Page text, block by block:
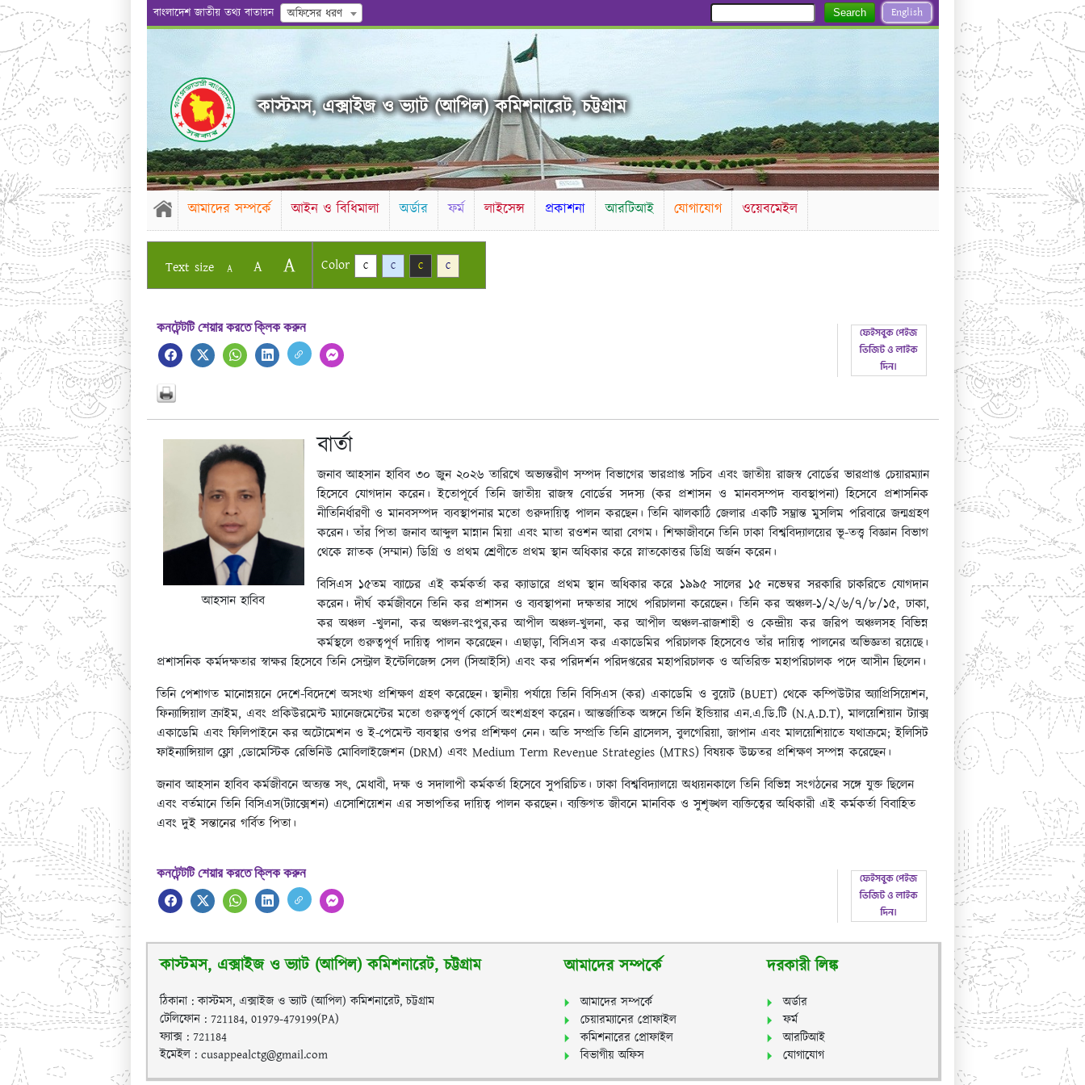
বাংলাদেশ জাতীয় তথ্য বাতায়ন অফিসের ধরণ English
Search
কাস্টমস, এক্সাইজ ও ভ্যাট (আপিল) কমিশনারেট, চট্টগ্রাম
আমাদের সম্পর্কে আইন ও বিধিমালা অর্ডার ফর্ম লাইসেন্স প্রকাশনা আরটিআই যোগাযোগ ওয়েবমেইল
Text size A A A Color C C C C
কনটেন্টটি শেয়ার করতে ক্লিক করুন
আহসান হাবিব
বার্তা
জনাব আহসান হাবিব ৩০ জুন ২০২৬ তারিখে অভ্যন্তরীণ সম্পদ বিভাগের ভারপ্রাপ্ত সচিব এবং জাতীয় রাজস্ব বোর্ডের ভারপ্রাপ্ত চেয়ারম্যান
হিসেবে যোগদান করেন। ইতোপূর্বে তিনি জাতীয় রাজস্ব বোর্ডের সদস্য (কর প্রশাসন ও মানবসম্পদ ব্যবস্থাপনা) হিসেবে প্রশাসনিক
নীতিনির্ধারণী ও মানবসম্পদ ব্যবস্থাপনার মতো গুরুদায়িত্ব পালন করছেন। তিনি ঝালকাঠি জেলার একটি সম্ভ্রান্ত মুসলিম পরিবারে জন্মগ্রহণ
করেন। তাঁর পিতা জনাব আব্দুল মান্নান মিয়া এবং মাতা রওশন আরা বেগম। শিক্ষাজীবনে তিনি ঢাকা বিশ্ববিদ্যালয়ের ভূ-তত্ত্ব বিজ্ঞান বিভাগ
থেকে স্নাতক (সম্মান) ডিগ্রি ও প্রথম শ্রেণীতে প্রথম স্থান অধিকার করে স্নাতকোত্তর ডিগ্রি অর্জন করেন।
বিসিএস ১৫তম ব্যাচের এই কর্মকর্তা কর ক্যাডারে প্রথম স্থান অধিকার করে ১৯৯৫ সালের ১৫ নভেম্বর সরকারি চাকরিতে যোগদান
করেন। দীর্ঘ কর্মজীবনে তিনি কর প্রশাসন ও ব্যবস্থাপনা দক্ষতার সাথে পরিচালনা করেছেন। তিনি কর অঞ্চল-১/২/৬/৭/৮/১৫, ঢাকা,
কর অঞ্চল -খুলনা, কর অঞ্চল-রংপুর,কর আপীল অঞ্চল-খুলনা, কর আপীল অঞ্চল-রাজশাহী ও কেন্দ্রীয় কর জরিপ অঞ্চলসহ বিভিন্ন
কর্মস্থলে গুরুত্বপূর্ণ দায়িত্ব পালন করেছেন। এছাড়া, বিসিএস কর একাডেমির পরিচালক হিসেবেও তাঁর দায়িত্ব পালনের অভিজ্ঞতা রয়েছে।
প্রশাসনিক কর্মদক্ষতার স্বাক্ষর হিসেবে তিনি সেন্ট্রাল ইন্টেলিজেন্স সেল (সিআইসি) এবং কর পরিদর্শন পরিদপ্তরের মহাপরিচালক ও অতিরিক্ত মহাপরিচালক পদে আসীন ছিলেন।
তিনি পেশাগত মানোন্নয়নে দেশে-বিদেশে অসংখ্য প্রশিক্ষণ গ্রহণ করেছেন। স্থানীয় পর্যায়ে তিনি বিসিএস (কর) একাডেমি ও বুয়েট (BUET) থেকে কম্পিউটার অ্যাপ্রিসিয়েশন,
ফিন্যান্সিয়াল ক্রাইম, এবং প্রকিউরমেন্ট ম্যানেজমেন্টের মতো গুরুত্বপূর্ণ কোর্সে অংশগ্রহণ করেন। আন্তর্জাতিক অঙ্গনে তিনি ইন্ডিয়ার এন.এ.ডি.টি (N.A.D.T), মালয়েশিয়ান ট্যাক্স
একাডেমি এবং ফিলিপাইনে কর অটোমেশন ও ই-পেমেন্ট ব্যবস্থার ওপর প্রশিক্ষণ নেন। অতি সম্প্রতি তিনি ব্রাসেলস, বুলগেরিয়া, জাপান এবং মালয়েশিয়াতে যথাক্রমে; ইলিসিট
ফাইন্যান্সিয়াল ফ্লো ,ডোমেস্টিক রেভিনিউ মোবিলাইজেশন (DRM) এবং Medium Term Revenue Strategies (MTRS) বিষয়ক উচ্চতর প্রশিক্ষণ সম্পন্ন করেছেন।
জনাব আহসান হাবিব কর্মজীবনে অত্যন্ত সৎ, মেধাবী, দক্ষ ও সদালাপী কর্মকর্তা হিসেবে সুপরিচিত। ঢাকা বিশ্ববিদ্যালয়ে অধ্যয়নকালে তিনি বিভিন্ন সংগঠনের সঙ্গে যুক্ত ছিলেন
এবং বর্তমানে তিনি বিসিএস(ট্যাক্সেশন) এসোশিয়েশন এর সভাপতির দায়িত্ব পালন করছেন। ব্যক্তিগত জীবনে মানবিক ও সুশৃঙ্খল ব্যক্তিত্বের অধিকারী এই কর্মকর্তা বিবাহিত
এবং দুই সন্তানের গর্বিত পিতা।
কনটেন্টটি শেয়ার করতে ক্লিক করুন
কাস্টমস, এক্সাইজ ও ভ্যাট (আপিল) কমিশনারেট, চট্টগ্রাম
ঠিকানা : কাস্টমস, এক্সাইজ ও ভ্যাট (আপিল) কমিশনারেট, চট্টগ্রাম
টেলিফোন : 721184, 01979-479199(PA)
ফ্যাক্স : 721184
ইমেইল : cusappealctg@gmail.com
আমাদের সম্পর্কে
আমাদের সম্পর্কে
চেয়ারম্যানের প্রোফাইল
কমিশনারের প্রোফাইল
বিভাগীয় অফিস
দরকারী লিঙ্ক
অর্ডার
ফর্ম
আরটিআই
যোগাযোগ